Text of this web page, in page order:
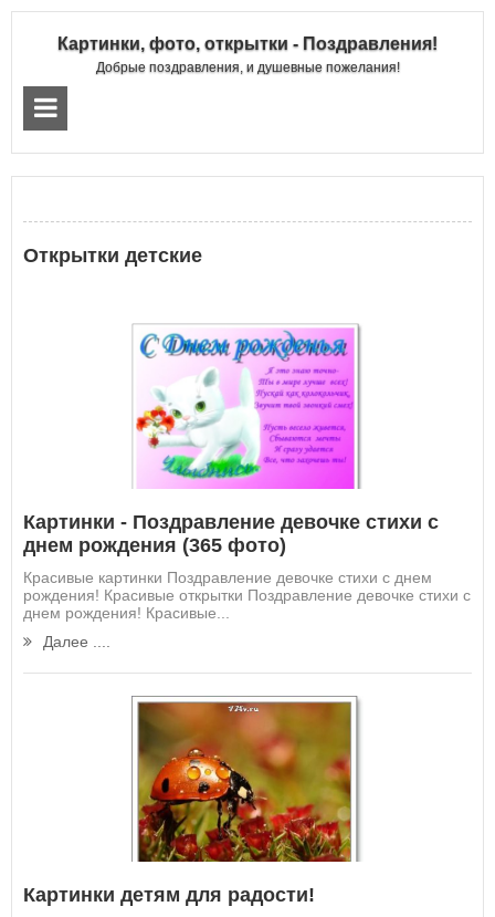
Картинки, фото, открытки - Поздравления!
Добрые поздравления, и душевные пожелания!
Открытки детские
Картинки - Поздравление девочке стихи с
днем рождения (365 фото)
Красивые картинки Поздравление девочке стихи с днем
рождения! Красивые открытки Поздравление девочке стихи с
днем рождения! Красивые...
Далее ....
Картинки детям для радости!